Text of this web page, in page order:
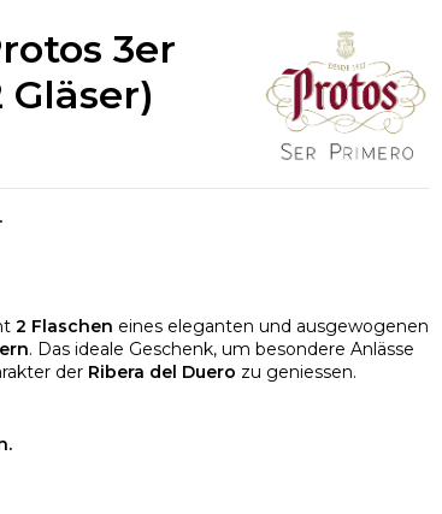
3er
2 Flaschen eines eleganten und ausgewogenen
. Das ideale Geschenk, um besondere Anlässe
der Ribera del Duero zu geniessen.